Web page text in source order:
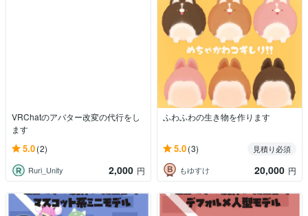
VRChatのアバター改変の代行をし
ます
5.0(2)
Ruri_Unity 2,000 円
ふわふわの生き物を作ります
5.0(3)
見積り必須
もゆすけ
20,000 円